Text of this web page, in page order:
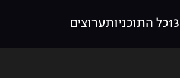
כל התוכניותערוצים